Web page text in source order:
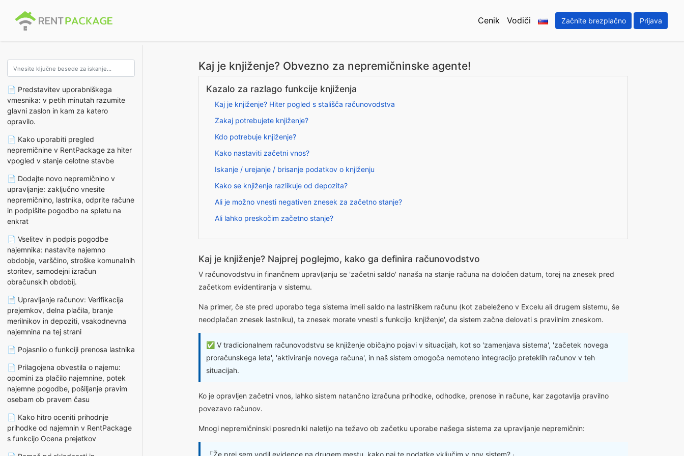
Cenik Vodiči Začnite brezplačno Prijava
📄 Predstavitev uporabniškega
vmesnika: v petih minutah razumite
glavni zaslon in kam za katero
opravilo.
📄 Kako uporabiti pregled
nepremičnine v RentPackage za hiter
vpogled v stanje celotne stavbe
📄 Dodajte novo nepremičnino v
upravljanje: zaključno vnesite
nepremičnino, lastnika, odprite račune
in podpišite pogodbo na spletu na
enkrat
📄 Vselitev in podpis pogodbe
najemnika: nastavite najemno
obdobje, varščino, stroške komunalnih
storitev, samodejni izračun
obračunskih obdobij.
📄 Upravljanje računov: Verifikacija
prejemkov, delna plačila, branje
merilnikov in depoziti, vsakodnevna
najemnina na tej strani
📄 Pojasnilo o funkciji prenosa lastnika
📄 Prilagojena obvestila o najemu:
opomini za plačilo najemnine, potek
najemne pogodbe, pošiljanje pravim
osebam ob pravem času
📄 Kako hitro oceniti prihodnje
prihodke od najemnin v RentPackage
s funkcijo Ocena prejetkov
Kaj je knjiženje? Obvezno za nepremičninske agente!
Kazalo za razlago funkcije knjiženja
Kaj je knjiženje? Hiter pogled s stališča računovodstva
Zakaj potrebujete knjiženje?
Kdo potrebuje knjiženje?
Kako nastaviti začetni vnos?
Iskanje / urejanje / brisanje podatkov o knjiženju
Kako se knjiženje razlikuje od depozita?
Ali je možno vnesti negativen znesek za začetno stanje?
Ali lahko preskočim začetno stanje?
Kaj je knjiženje? Najprej poglejmo, kako ga definira računovodstvo
V računovodstvu in finančnem upravljanju se 'začetni saldo' nanaša na stanje računa na določen datum, torej na znesek pred
začetkom evidentiranja v sistemu.
Na primer, če ste pred uporabo tega sistema imeli saldo na lastniškem računu (kot zabeleženo v Excelu ali drugem sistemu, še
neodplačan znesek lastniku), ta znesek morate vnesti s funkcijo 'knjiženje', da sistem začne delovati s pravilnim zneskom.
✅ V tradicionalnem računovodstvu se knjiženje običajno pojavi v situacijah, kot so 'zamenjava sistema', 'začetek novega
proračunskega leta', 'aktiviranje novega računa', in naš sistem omogoča nemoteno integracijo preteklih računov v teh
situacijah.
Ko je opravljen začetni vnos, lahko sistem natančno izračuna prihodke, odhodke, prenose in račune, kar zagotavlja pravilno
povezavo računov.
Mnogi nepremičninski posredniki naletijo na težavo ob začetku uporabe našega sistema za upravljanje nepremičnin:
「Že prej sem vodil evidence na drugem mestu, kako naj te podatke vključim v nov sistem?」